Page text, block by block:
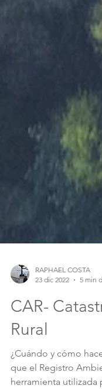
RAPHAEL COSTA
23 dic 2022
5 min
CAR-
Rural
¿Cuándo y cómo